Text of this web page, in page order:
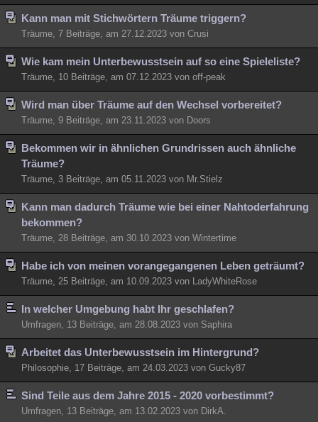
Kann man mit Stichwörtern Träume triggern?
Träume, 7 Beiträge, am 27.12.2023 von Crusi
Wie kam mein Unterbewusstsein auf so eine Spieleliste?
Träume, 10 Beiträge, am 07.12.2023 von off-peak
Wird man über Träume auf den Wechsel vorbereitet?
Träume, 9 Beiträge, am 23.11.2023 von Doors
Bekommen wir in ähnlichen Grundrissen auch ähnliche
Träume?
Träume, 3 Beiträge, am 05.11.2023 von Mr.Stielz
Kann man dadurch Träume wie bei einer Nahtoderfahrung
bekommen?
Träume, 28 Beiträge, am 30.10.2023 von Wintertime
Habe ich von meinen vorangegangenen Leben geträumt?
Träume, 25 Beiträge, am 10.09.2023 von LadyWhiteRose
In welcher Umgebung habt Ihr geschlafen?
Umfragen, 13 Beiträge, am 28.08.2023 von Saphira
Arbeitet das Unterbewusstsein im Hintergrund?
Philosophie, 17 Beiträge, am 24.03.2023 von Gucky87
Sind Teile aus dem Jahre 2015 - 2020 vorbestimmt?
Umfragen, 13 Beiträge, am 13.02.2023 von DirkA.